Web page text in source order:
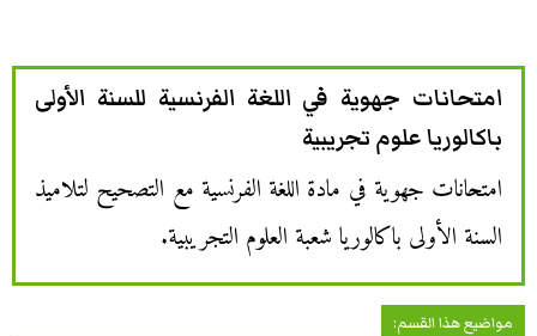
امتحانات جهوية في اللغة الفرنسية للسنة الأولى
باكالوريا علوم تجريبية
امتحانات جهوية في مادة اللغة الفرنسية مع التصحيح لتلاميذ
السنة الأولى باكالوريا شعبة العلوم التجريبية.
مواضيع هذا القسم: